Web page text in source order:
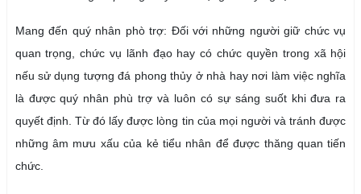
Mang đến quý nhân phò trợ: Đối với những người giữ chức vụ
quan trọng, chức vụ lãnh đạo hay có chức quyền trong xã hội
nếu sử dụng tượng đá phong thủy ở nhà hay nơi làm việc nghĩa
là được quý nhân phù trợ và luôn có sự sáng suốt khi đưa ra
quyết định. Từ đó lấy được lòng tin của mọi người và tránh được
những âm mưu xấu của kẻ tiểu nhân để được thăng quan tiến
chức.